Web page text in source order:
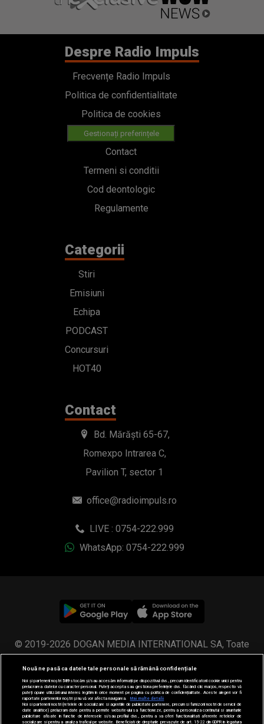
Politica de cookies
Contact
Termeni si conditii
Cod deontologic
Regulamente
Categorii
Stiri
Emisiuni
Echipa
Concursuri
HOT40
Bd. Mărăști 65-67,
Romexpo Intrarea C,
Pavilion T, sector 1
LIVE : 0754-222.999
WhatsApp: 0754-222.999
© 2019-2026 DOGAN MEDIA INTERNATIONAL SA, Toate
drepturile rezervate.
Nouă ne pasă ca datele tale personale să rămână confidențiale
Noi și partenerii noștri589stocăm și/sau accesăm informații pe dispozitivul dvs., precum identificatorii cookie unici pentru
prelucrarea datelor cu caracter personal. Puteți accepta sau gestiona preferințele dvs. făcând clic mai jos, respectiv vă
puteți opune utilizării unui interes legitim în orice moment pe pagina cu politica de confidențialitate. Aceste alegeri vor fi
raportate partenerilor noștri și nu vă vor afecta navigarea.
Mai multe detalii
Noi si partenerii nostri (retelele de socializare si agentiile de publicitate partenere, precum si furnizorii nostri de servicii de
date analitice) prelucram date pentru a permite website-ului sa functioneze, pentru a personaliza continutul si anunturile
publicitare afisate in functie de interesele si/sau profilul dvs., pentru a va oferi functionalitati aferente retelelor de
socializare si pentru a analiza traficul pe website. Beneficiati de drepturile prevazute de art. 15-22 din GDPR in legatura